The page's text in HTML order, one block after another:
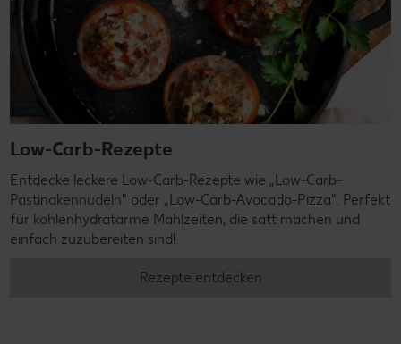
Low-Carb-Rezepte
Entdecke leckere Low-Carb-Rezepte wie „Low-Carb-
Pastinakennudeln" oder „Low-Carb-Avocado-Pizza". Perfekt
für kohlenhydratarme Mahlzeiten, die satt machen und
einfach zuzubereiten sind!
Rezepte entdecken